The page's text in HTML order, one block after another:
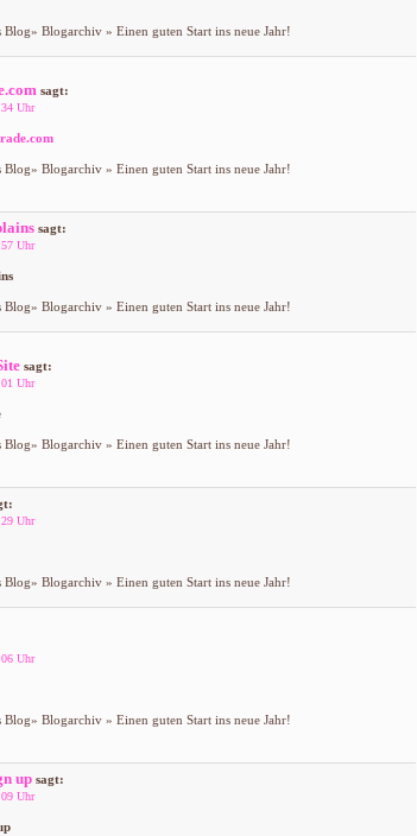
Blog» Blogarchiv » Einen guten Start ins neue Jahr!
sagt:
Uhr
Blog» Blogarchiv » Einen guten Start ins neue Jahr!
sagt:
Uhr
Blog» Blogarchiv » Einen guten Start ins neue Jahr!
sagt:
Uhr
Blog» Blogarchiv » Einen guten Start ins neue Jahr!
Uhr
Blog» Blogarchiv » Einen guten Start ins neue Jahr!
Uhr
Blog» Blogarchiv » Einen guten Start ins neue Jahr!
up sagt:
Uhr